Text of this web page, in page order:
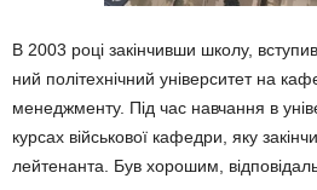
В 2003 році закінчивши школу,
ний політехнічний університет на
менеджменту. Під час навчання в
курсах військо­вої кафедри, яку
лейтенанта. Був хорошим,